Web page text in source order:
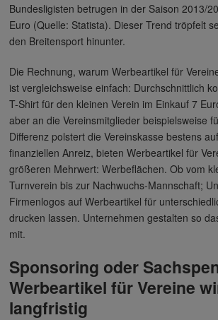
Bundesligisten betrugen in der Saison 2013/
Euro (Quelle: Statista). Dieser Trend tröpfelt
den Breitensport hinunter.
Die Rechnung, warum Werbeartikel für
ist vergleichsweise einfach: Durchschnittlich
T-Shirt für den kleinen Verein im Einkauf 7
aber an die Vereinsmitglieder beispielsweise
Differenz polstert die Vereinskasse bestens
finanziellen Anreiz, bieten Werbeartikel für
größeren Mehrwert: Werbeflächen. Ob vom
Turnverein bis zur Nachwuchs-Mannschaft;
Firmenlogos auf Werbeartikel für
drucken lassen. Unternehmen gestalten so
mit.
Sponsoring oder
Werbeartikel für Vereine
langfristig